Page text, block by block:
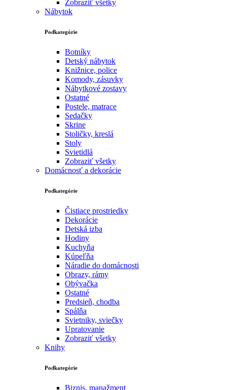
Zobraziť všetky
Nábytok
Podkategórie
Botníky
Detský nábytok
Knižnice, police
Komody, zásuvky
Nábytkové zostavy
Ostatné
Postele, matrace
Sedačky
Skrine
Stoličky, kreslá
Stoly
Svietidlá
Zobraziť všetky
Domácnosť a dekorácie
Podkategórie
Čistiace prostriedky
Dekorácie
Detská izba
Hodiny
Kuchyňa
Kúpeľňa
Náradie do domácnosti
Obrazy, rámy
Obývačka
Ostatné
Predsieň, chodba
Spálňa
Svietniky, sviečky
Upratovanie
Zobraziť všetky
Knihy
Podkategórie
Biznis, manažment